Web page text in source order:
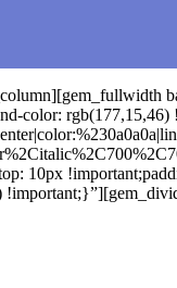
color:
10px